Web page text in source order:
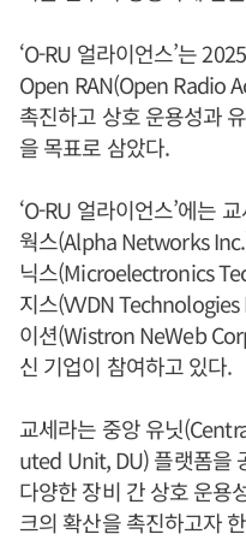
‘O-RU 얼라이언스’는
Open RAN(Open Radio
촉진하고 상호 운용성과
을 목표로 삼았다.
‘O-RU 얼라이언스’에는
웍스(Alpha Networks
닉스(Microelectronics
지스(VVDN
이션(Wistron NeWeb
신 기업이 참여하고 있다.
교세라는 중앙 유닛
uted Unit, DU) 플랫폼을
다양한 장비 간 상호 운용
크의 확산을 촉진하고자